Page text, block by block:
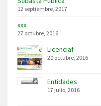
12 septiembre, 2017
xxx
27 octubre, 2016
Licenciaf
20 octubre, 2016
Entidades
17 julio, 2016